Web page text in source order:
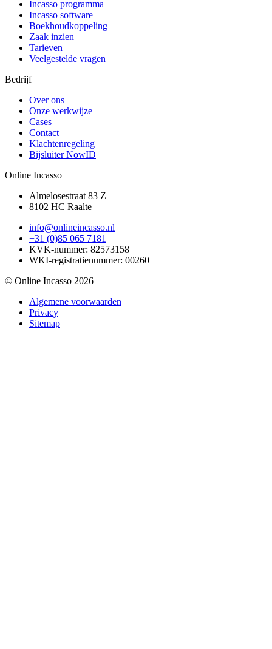
Incasso programma
Incasso software
Boekhoudkoppeling
Zaak inzien
Tarieven
Veelgestelde vragen
Bedrijf
Over ons
Onze werkwijze
Cases
Contact
Klachtenregeling
Bijsluiter NowID
Online Incasso
Almelosestraat 83 Z
8102 HC Raalte
info@onlineincasso.nl
+31 (0)85 065 7181
KVK-nummer: 82573158
WKI-registratienummer: 00260
© Online Incasso 2026
Algemene voorwaarden
Privacy
Sitemap